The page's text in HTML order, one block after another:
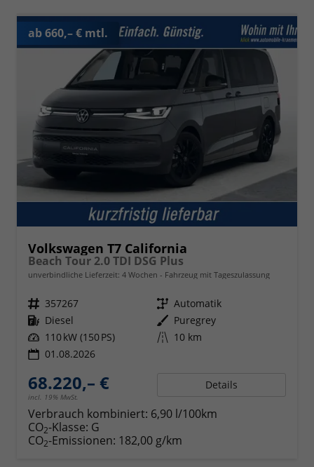
ab 660,– € mtl.
Volkswagen T7 California
Beach Tour 2.0 TDI DSG Plus
unverbindliche Lieferzeit: 4 Wochen Fahrzeug mit Tageszulassung
Fahrzeugnr. 357267 Getriebe Automatik
Kraftstoff Diesel Außenfarbe Puregrey
Leistung 110 kW (150 PS) Kilometerstand 10 km
01.08.2026
68.220,– €
incl. 19% MwSt.
Details
Verbrauch kombiniert: 6,90 l/100km
CO2-Klasse: G
CO2-Emissionen: 182,00 g/km